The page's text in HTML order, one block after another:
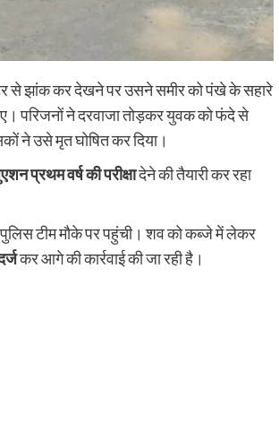
से झांक कर देखने पर उसने समीर को पंखे के सहारे
परिजनों ने दरवाजा तोड़कर युवक को फंदे से
ने उसे मृत घोषित कर दिया।
प्रथम वर्ष की परीक्षादेने की तैयारी कर रहा
पुलिस टीम मौके पर पहुंची। शव को कब्जे में लेकर
कर आगे की कार्रवाई की जा रही है।